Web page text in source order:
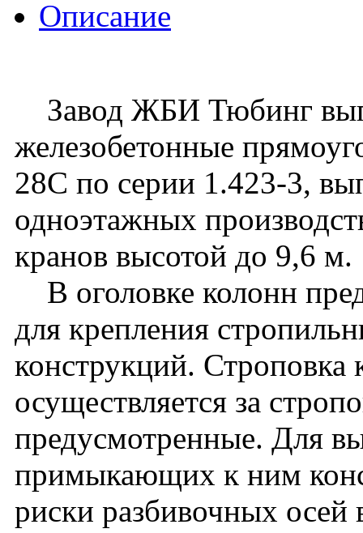
Описание
Завод ЖБИ Тюбинг
железобетонные
28C по серии 1.423-3,
одноэтажных
кранов высотой до 9,6 м.
В оголовке колонн
для крепления
конструкций. Строповка
осуществляется за
предусмотренные. Для
примыкающих к ним
риски разбивочных осей